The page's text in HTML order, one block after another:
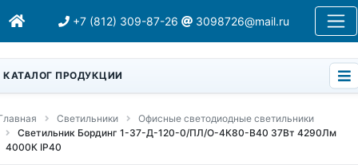
+7 (812) 309-87-26 3098726@mail.ru
КАТАЛОГ ПРОДУКЦИИ
Светильники
Офисные светодиодные светильники
Светильник Бординг 1-37-Д-120-0/ПЛ/О-4К80-В40 37Вт 4290Лм
4000К IP40